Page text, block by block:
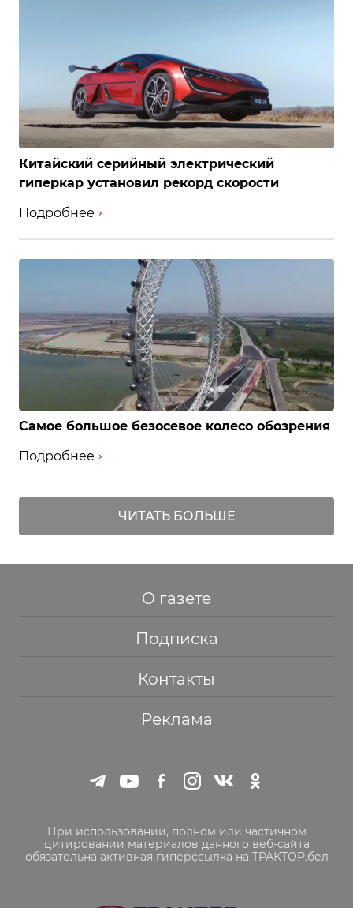
Китайский серийный электрический
гиперкар установил рекорд скорости
Подробнее
Самое большое безосевое колесо обозрения
Подробнее
ЧИТАТЬ БОЛЬШЕ
О газете
Подписка
Контакты
Реклама
При использовании, полном или частичном
цитировании материалов данного веб-сайта
обязательна активная гиперссылка на ТРАКТОР.бел